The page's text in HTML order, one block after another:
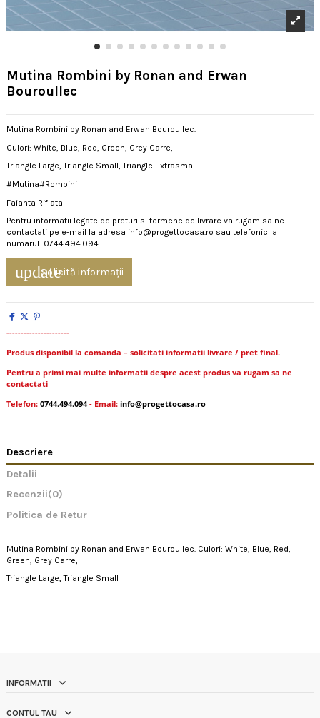
Mutina Rombini by Ronan and Erwan
Bouroullec
Mutina Rombini by Ronan and Erwan Bouroullec.
Culori: White, Blue, Red, Green, Grey Carre,
Triangle Large, Triangle Small, Triangle Extrasmall
#Mutina#Rombini
Faianta Riflata
Pentru informatii legate de preturi si termene de livrare va rugam sa ne
contactati pe e-mail la adresa info@progettocasa.ro sau telefonic la
numarul: 0744.494.094
updateSolicită informații
----------------------
Produs disponibil la comanda – solicitati informatii livrare / pret final.
Pentru a primi mai multe informatii despre acest produs va rugam sa ne
contactati
Telefon: 0744.494.094- Email: info@progettocasa.ro
Descriere
Detalii
Recenzii(0)
Politica de Retur
Mutina Rombini by Ronan and Erwan Bouroullec. Culori: White, Blue, Red,
Green, Grey Carre,
Triangle Large, Triangle Small
INFORMATII
CONTUL TAU